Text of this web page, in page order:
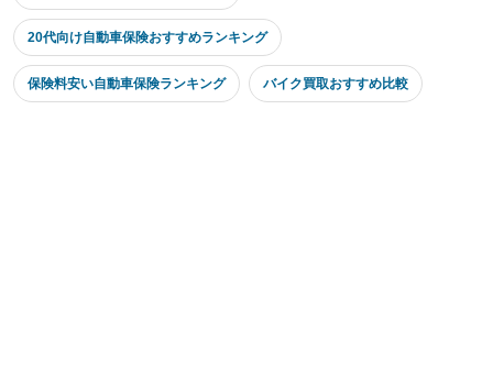
20代向け自動車保険おすすめランキング
保険料安い自動車保険ランキング バイク買取おすすめ比較